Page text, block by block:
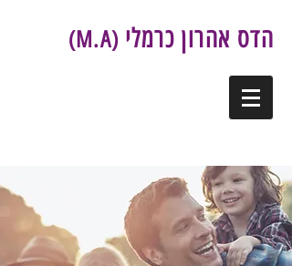
(M.A) הדס אהרון כרמלי